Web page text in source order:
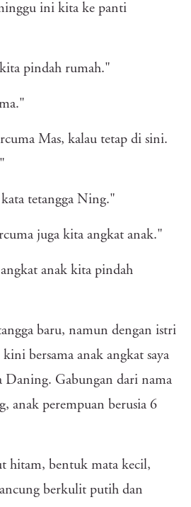
ini kita ke panti
pindah rumah."
Mas, kalau tetap di sini.
tetangga Ning."
juga kita angkat anak."
anak kita pindah
baru, namun dengan istri
bersama anak angkat saya
Daning. Gabungan dari nama
anak perempuan berusia 6
hitam, bentuk mata kecil,
berkulit putih dan